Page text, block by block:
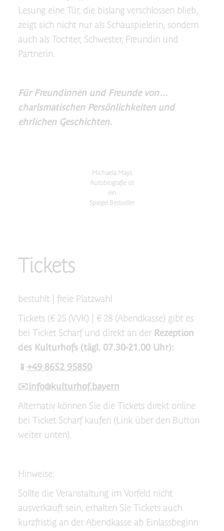
Lesung eine Tür, die bislang verschlossen blieb,
zeigt sich nicht nur als Schauspielerin, sondern
auch als Tochter, Schwester, Freundin und
Partnerin.
Für Freundinnen und Freunde von…
charismatischen Persönlichkeiten und
ehrlichen Geschichten.
Michaela Mays
Autobiografie ist
ein
Spiegel Bestseller
Tickets
bestuhlt | freie Platzwahl
Tickets (€ 25 (VVK) | € 28 (Abendkasse) gibt es
bei Ticket Scharf und direkt an der Rezeption
des Kulturhofs (tägl. 07.30-21.00 Uhr):
📱 +49 8652 95850
✉️info@kulturhof.bayern
Alternativ können Sie die Tickets direkt online
bei Ticket Scharf kaufen (Link über den Button
weiter unten).
Hinweise:
Sollte die Veranstaltung im Vorfeld nicht
ausverkauft sein, erhalten Sie Tickets auch
kurzfristig an der Abendkasse ab Einlassbeginn